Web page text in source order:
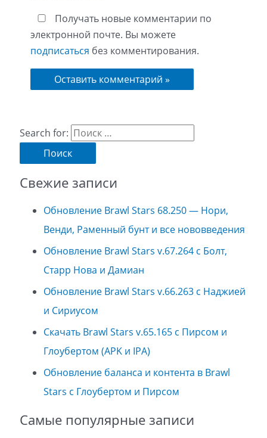
Получать новые комментарии по
электронной почте. Вы можете
подписаться без комментирования.
Search for:
Свежие записи
Обновление Brawl Stars 68.250 — Нори,
Венди, Раменный бунт и все нововведения
Обновление Brawl Stars v.67.264 с Болт,
Старр Нова и Дамиан
Обновление Brawl Stars v.66.263 с Наджией
и Сириусом
Скачать Brawl Stars v.65.165 с Пирсом и
Глоубертом (APK и IPA)
Обновление баланса и контента в Brawl
Stars с Глоубертом и Пирсом
Самые популярные записи